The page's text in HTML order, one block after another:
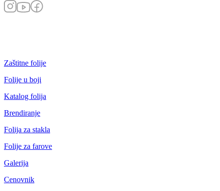
Zaštitne folije
Folije u boji
Katalog folija
Brendiranje
Folija za stakla
Folije za farove
Galerija
Cenovnik